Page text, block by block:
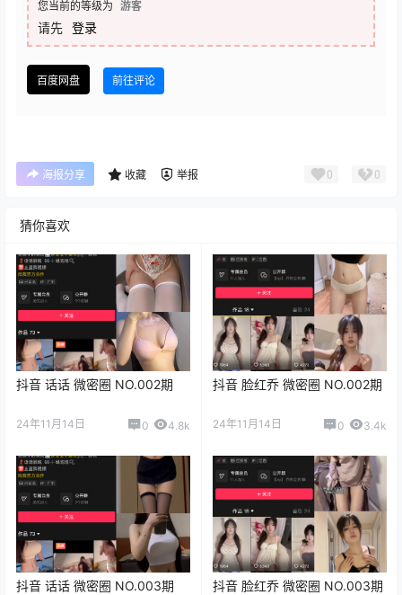
您当前的等级为 游客
请先 登录
百度网盘 前往评论
海报分享 收藏 举报 0 0
猜你喜欢
抖音 话话 微密圈 NO.002期
24年11月14日 0 4.8k
抖音 脸红乔 微密圈 NO.002期
24年11月14日 0 3.4k
抖音 话话 微密圈 NO.003期 抖音 脸红乔 微密圈 NO.003期